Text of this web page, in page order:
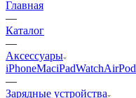
Главная
—
Каталог
—
Аксессуары
iPhoneMaciPadWatch
—
Зарядные устройства